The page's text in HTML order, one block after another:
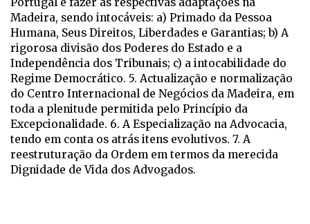
Madeira, sendo intocáveis: a) Primado da Pessoa
Humana, Seus Direitos, Liberdades e Garantias; b) A
rigorosa divisão dos Poderes do Estado e a
Independência dos Tribunais; c) a intocabilidade do
Regime Democrático. 5. Actualização e normalização
do Centro Internacional de Negócios da Madeira, em
toda a plenitude permitida pelo Princípio da
Excepcionalidade. 6. A Especialização na Advocacia,
tendo em conta os atrás itens evolutivos. 7. A
reestruturação da Ordem em termos da merecida
Dignidade de Vida dos Advogados.